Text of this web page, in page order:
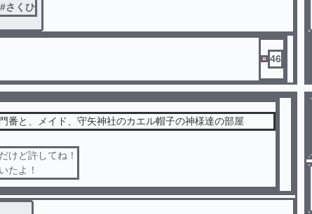
#さくひ
46
番と、メイド、守矢神社のカエル帽子の神様達の部屋
けど許してね！
たよ！